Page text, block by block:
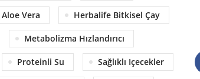
Vera Herbalife Bitkisel Çay
Metabolizma Hızlandırıcı
Proteinli Su Sağlıklı Içecekler